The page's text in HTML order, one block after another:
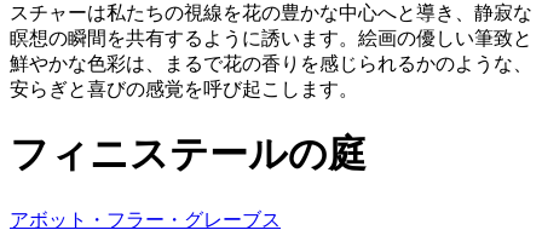
スチャーは私たちの視線を花の豊かな中心へと導き、静寂な
瞑想の瞬間を共有するように誘います。絵画の優しい筆致と
鮮やかな色彩は、まるで花の香りを感じられるかのような、
安らぎと喜びの感覚を呼び起こします。
フィニステールの庭
アボット・フラー・グレーブス